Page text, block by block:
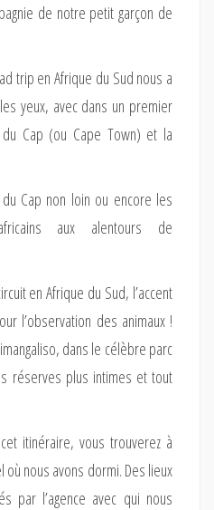
de notre petit garçon de
trip en Afrique du Sud nous a
yeux, avec dans un premier
Cap (ou Cape Town) et la
Cap non loin ou encore les
aux alentours de
en Afrique du Sud, l’accent
l’observation des animaux !
dans le célèbre parc
réserves plus intimes et tout
itinéraire, vous trouverez à
où nous avons dormi. Des lieux
par l’agence avec qui nous